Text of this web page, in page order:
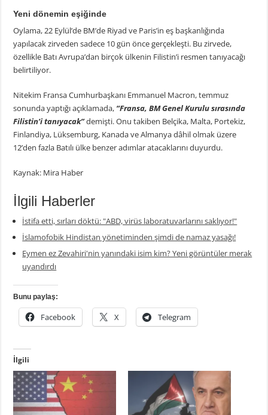
Yeni dönemin eşiğinde
Oylama, 22 Eylül’de BM’de Riyad ve Paris’in eş başkanlığında
yapılacak zirveden sadece 10 gün önce gerçekleşti. Bu zirvede,
özellikle Batı Avrupa’dan birçok ülkenin Filistin’i resmen tanıyacağı
belirtiliyor.
Nitekim Fransa Cumhurbaşkanı Emmanuel Macron, temmuz
sonunda yaptığı açıklamada, “Fransa, BM Genel Kurulu sırasında
Filistin’i tanıyacak”demişti. Onu takiben Belçika, Malta, Portekiz,
Finlandiya, Lüksemburg, Kanada ve Almanya dâhil olmak üzere
12’den fazla Batılı ülke benzer adımlar atacaklarını duyurdu.
Kaynak: Mira Haber
İlgili Haberler
İstifa etti, sırları döktü: "ABD, virüs laboratuvarlarını saklıyor!"
İslamofobik Hindistan yönetiminden şimdi de namaz yasağı!
Eymen ez Zevahiri'nin yanındaki isim kim? Yeni görüntüler merak
uyandırdı
Bunu paylaş:
Facebook X Telegram
İlgili